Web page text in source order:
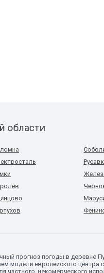
области
прогноз погоды в деревне
модели европейского центра
частного, некомерческого